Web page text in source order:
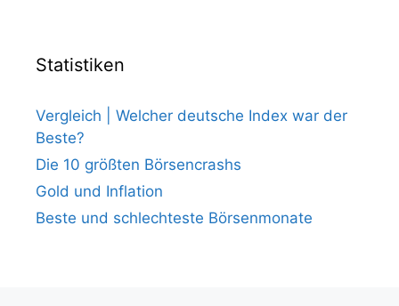
Statistiken
Vergleich | Welcher deutsche Index war der
Beste?
Die 10 größten Börsencrashs
Gold und Inflation
Beste und schlechteste Börsenmonate